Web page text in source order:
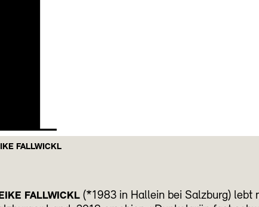
FALLWICKL
FALLWICKL (*1983 in Hallein bei Salzburg) lebt